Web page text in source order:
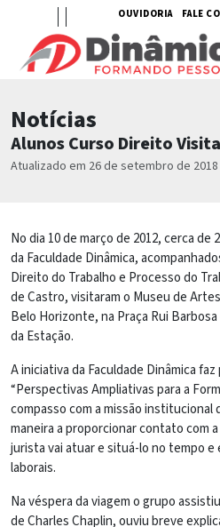
OUVIDORIA FALE
Notícias
Alunos Curso Direito
Atualizado em 26 de setembro de 2018
No dia 10 de março de 2012, cerca
da Faculdade Dinâmica,
Direito do Trabalho e Processo do
de Castro, visitaram o Museu de
Belo Horizonte, na Praça Rui
da Estação.
A iniciativa da Faculdade Dinâmica
“Perspectivas Ampliativas para a
compasso com a missão institucional
maneira a proporcionar contato com
jurista vai atuar e situá-lo no tempo e
laborais.
Na véspera da viagem o grupo
de Charles Chaplin, ouviu breve